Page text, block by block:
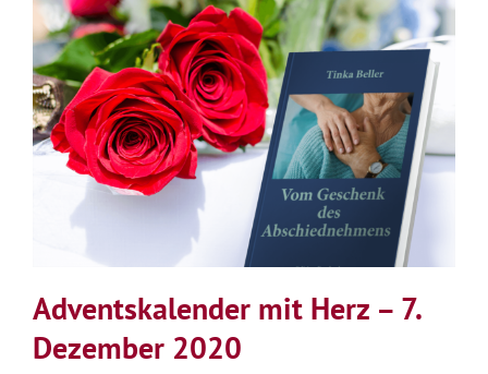
Dezember
2020
Adventskalender mit Herz – 7.
Dezember 2020